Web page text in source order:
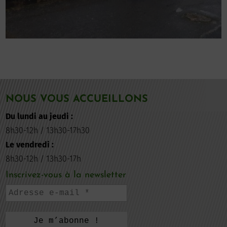
NOUS VOUS ACCUEILLONS
Du lundi au jeudi :
8h30-12h / 13h30-17h30
Le vendredi :
8h30-12h / 13h30-17h
Inscrivez-vous à la newsletter